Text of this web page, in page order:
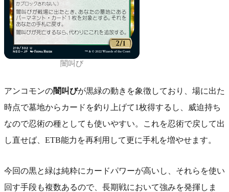
闇叫び
アンコモンの闇叫びが黒緑の動きを象徴しており、場に出た
時点で墓地からカードを釣り上げて1枚得するし、威迫持ち
なので忍術の種としても使いやすい。これを忍術で戻して出
し直せば、ETB能力を再利用して更に手札を増やせます。
今回の黒と緑は純粋にカードパワーが高いし、それらを使い
回す手段も複数あるので、長期戦において強みを発揮しま